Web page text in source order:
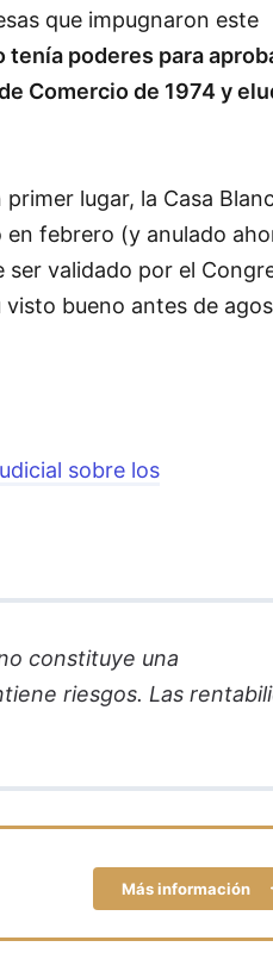
que impugnaron este
tenía poderes para
Comercio de 1974 y
lugar, la Casa
en febrero (y anulado
validado por el
visto bueno antes de
sobre los
constituye una
riesgos. Las
Más información